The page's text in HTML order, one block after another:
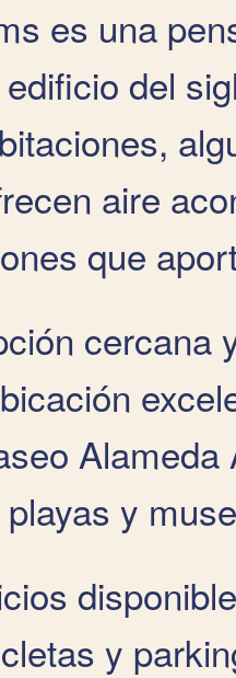
es una
del
aire
que
cercana
y
y